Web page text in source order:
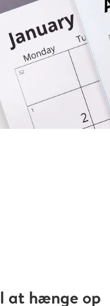
at hænge op